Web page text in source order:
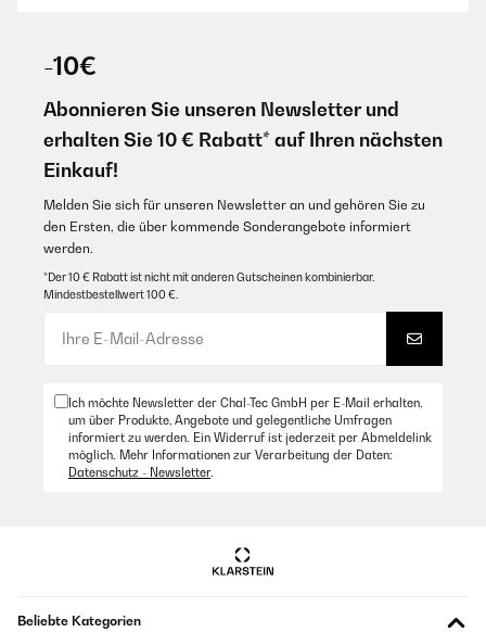
Conforme à la description et à l'utilisation
Amazon Benutzer – Bewertung durch Chal-Tec GmbH nicht
-10€
Abonnieren Sie unseren Newsletter und
erhalten Sie 10 € Rabatt* auf Ihren nächsten
Einkauf!
Melden Sie sich für unseren Newsletter an und gehören Sie zu
den Ersten, die über kommende Sonderangebote informiert
werden.
*Der 10 € Rabatt ist nicht mit anderen Gutscheinen kombinierbar.
Mindestbestellwert 100 €.
Ich möchte Newsletter der Chal-Tec GmbH per E-Mail erhalten,
um über Produkte, Angebote und gelegentliche Umfragen
informiert zu werden. Ein Widerruf ist jederzeit per Abmeldelink
möglich. Mehr Informationen zur Verarbeitung der Daten:
Datenschutz - Newsletter.
Beliebte Kategorien